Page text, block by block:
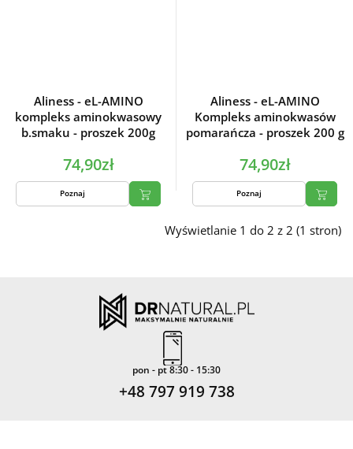
Aliness - eL-AMINO
kompleks aminokwasowy
b.smaku - proszek 200g
74,90zł
Poznaj
Aliness - eL-AMINO
Kompleks aminokwasów
pomarańcza - proszek 200 g
74,90zł
Poznaj
Wyświetlanie 1 do 2 z 2 (1 stron)
pon - pt 8:30 - 15:30
+48 797 919 738